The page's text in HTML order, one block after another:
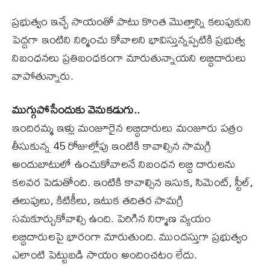
ప్రభుత్వం ఇచ్చే సాయంతో పాటు కొంత మొత్తాన్ని కలుపుకుని
పెద్దగా ఇంటిని నిర్మించు కోవాలని భావిస్తున్నప్పటికి ప్రభుత్వ
నిబంధనలు ప్రతిబంధకంగా మారుతున్నాయని లబ్ధిదారులు
వాపోతున్నారు.
ముగ్గుపోసేందుకు వెనుకడుగు..
ఇందిరమ్మ ఇళ్లు మంజూరైన లబ్ధిదారులు మంజూరు పత్రం
తీసుకున్న 45 రోజుల్లోపు ఇంటికి కావాల్సిన సామగ్రి
అందుబాటులో ఉంచుకోవాలనే నిబంధన లబ్ధి దారులను
కలవర పెడుతోంది. ఇంటికి కావాల్సిన ఇసుక, సిమెంట్, స్టీల్,
తలుపులు, కిటికీలు, ఇటుక తదితర సామగ్రి
సమకూర్చుకోవాల్సి ఉంది. పెరిగిన నిర్మాణ వ్యయం
లబ్ధిదారులపై భారంగా మారుతుంది. ముందస్తుగా ప్రభుత్వం
ఎలాంటి పెట్టుబడి సాయం అందించటం లేదు.